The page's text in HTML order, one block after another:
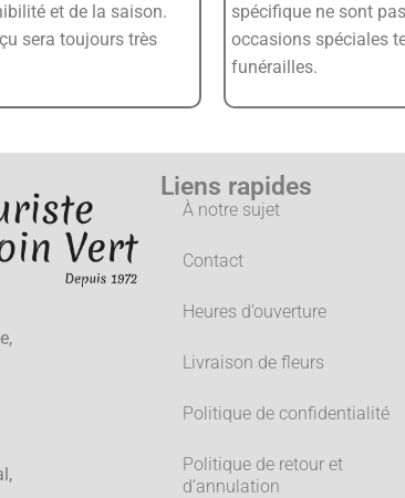
et de la saison.
sera toujours très
spécifique ne sont
occasions spéciales
funérailles.
Liens rapides
À notre sujet
Contact
Heures d’ouverture
Livraison de fleurs
Politique de confidentialité
Politique de retour et
d’annulation